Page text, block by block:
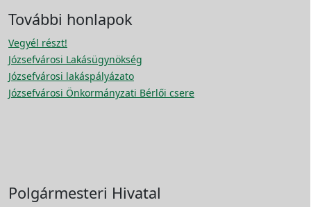
További honlapok
Vegyél részt!
Józsefvárosi Lakásügynökség
Józsefvárosi lakáspályázato
Józsefvárosi Önkormányzati Bérlői csere
Polgármesteri Hivatal